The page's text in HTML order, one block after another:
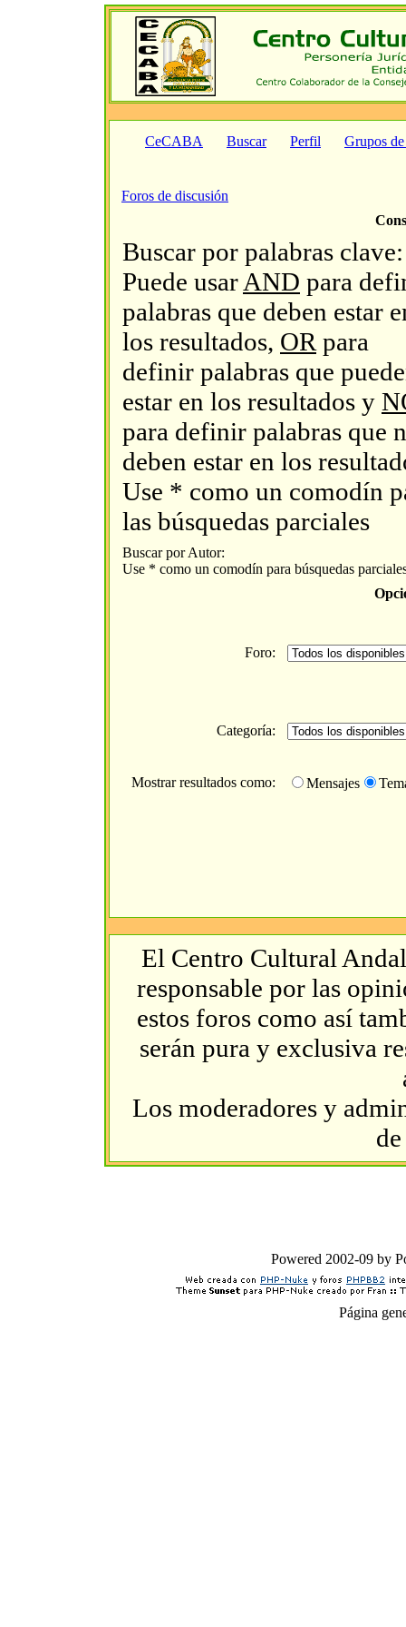
CeCABA Buscar Perfil Grupos
Foros de discusión
Buscar por palabras clave:
Puede usar AND para
palabras que deben estar
los resultados, OR para
definir palabras que
estar en los resultados y
para definir palabras que
deben estar en los
Use * como un comodín
las búsquedas parciales
Buscar por Autor:
Use * como un comodín para búsquedas
Foro:
Categoría:
Mostrar resultados como: Mensajes
El Centro Cultural
responsable por las
estos foros como así
serán pura y exclusiva
Los moderadores y
Powered 2002-09 by
Página